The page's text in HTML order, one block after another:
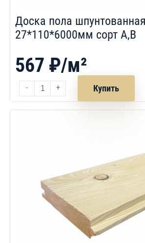
Доска пола
27*110*6000мм сорт A,B
567 ₽/м²
- + Купить